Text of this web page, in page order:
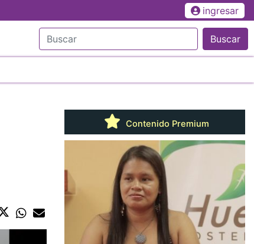
ingresar
Buscar
Contenido Premium